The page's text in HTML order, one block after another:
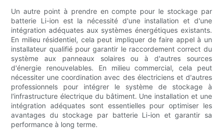
Un autre point à prendre en compte pour le stockage par
batterie Li-ion est la nécessité d'une installation et d'une
intégration adéquates aux systèmes énergétiques existants.
En milieu résidentiel, cela peut impliquer de faire appel à un
installateur qualifié pour garantir le raccordement correct du
système aux panneaux solaires ou à d'autres sources
d'énergie renouvelables. En milieu commercial, cela peut
nécessiter une coordination avec des électriciens et d'autres
professionnels pour intégrer le système de stockage à
l'infrastructure électrique du bâtiment. Une installation et une
intégration adéquates sont essentielles pour optimiser les
avantages du stockage par batterie Li-ion et garantir sa
performance à long terme.